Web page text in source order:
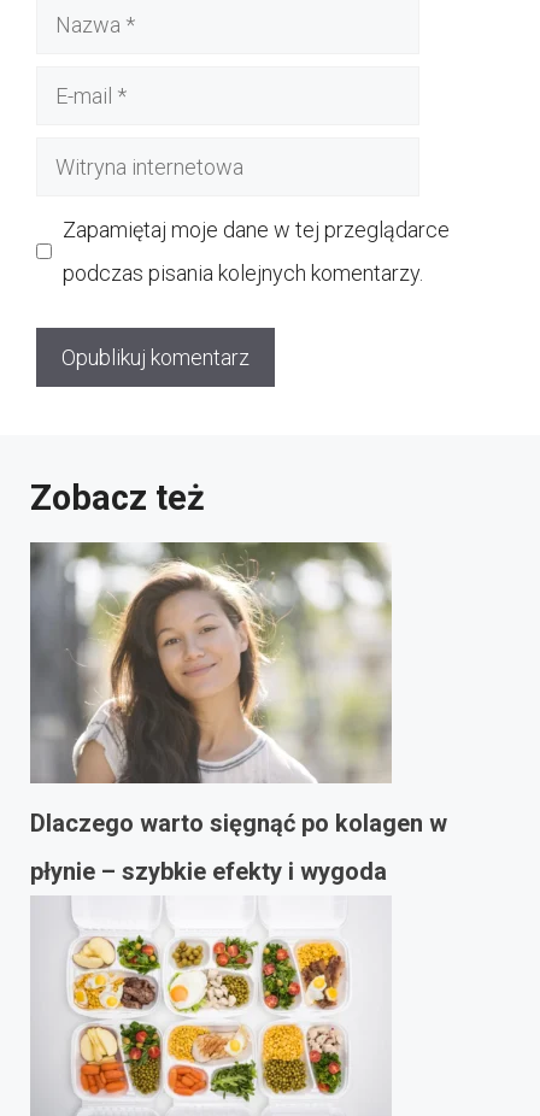
Nazwa
Witryna
Zapamiętaj moje dane w tej przeglądarce
podczas pisania kolejnych komentarzy.
Zobacz też
Dlaczego warto sięgnąć po kolagen w
płynie – szybkie efekty i wygoda